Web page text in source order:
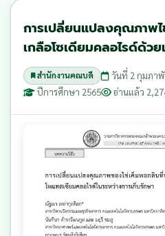
การเปลี่ยนแปลงคุณภาพ
เกลือโซเดียมคลอไรด์ด้วย
สำนักงานคณบดี
วันที่ 2 กุมภาพั
ปีการศึกษา 2565
อ่านแล้ว